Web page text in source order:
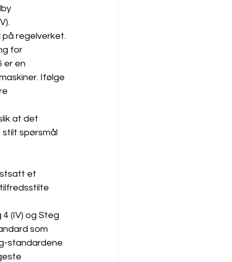
regelverket.
for
er en
Ifølge
at det
spørsmål
et
(IV) og Steg
som
standardene